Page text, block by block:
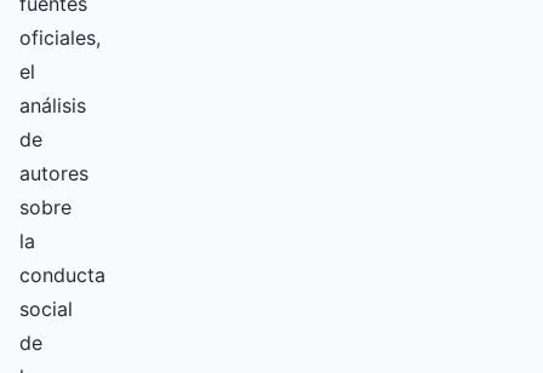
oficiales,
el
análisis
de
autores
sobre
la
conducta
social
de